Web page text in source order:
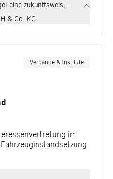
eine zukunftsweisende B2B-
& Co. KG
Verbände & Institute
im